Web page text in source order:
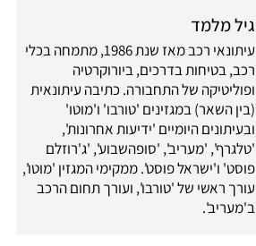
גיל מלמד
עיתונאי רכב מאז שנת 1986, מתמחה בכלי
רכב, בטיחות בדרכים, ביורוקרטיה
ופוליטיקה של התחבורה. כתיבה עיתונאית
(בין השאר) במגזינים 'טורבו' ו'מוטו'
ובעיתונים היומיים 'ידיעות אחרונות',
'טלגרף', 'מעריב', 'סופהשבוע', 'ג'רוזלם
פוסט' ו'ישראל פוסט'. ממקימי המגזין 'מוטו',
עורך ראשי של 'טורבו', ועורך תחום הרכב
ב'מעריב'.